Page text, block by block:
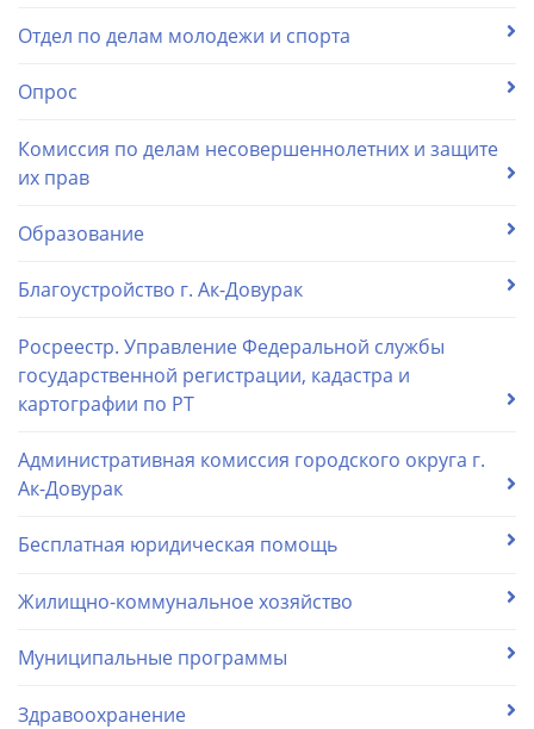
Отдел по делам молодежи и спорта
Опрос
Комиссия по делам несовершеннолетних и защите
их прав
Образование
Благоустройство г. Ак-Довурак
Росреестр. Управление Федеральной службы
государственной регистрации, кадастра и
картографии по РТ
Административная комиссия городского округа г.
Ак-Довурак
Бесплатная юридическая помощь
Жилищно-коммунальное хозяйство
Муниципальные программы
Здравоохранение